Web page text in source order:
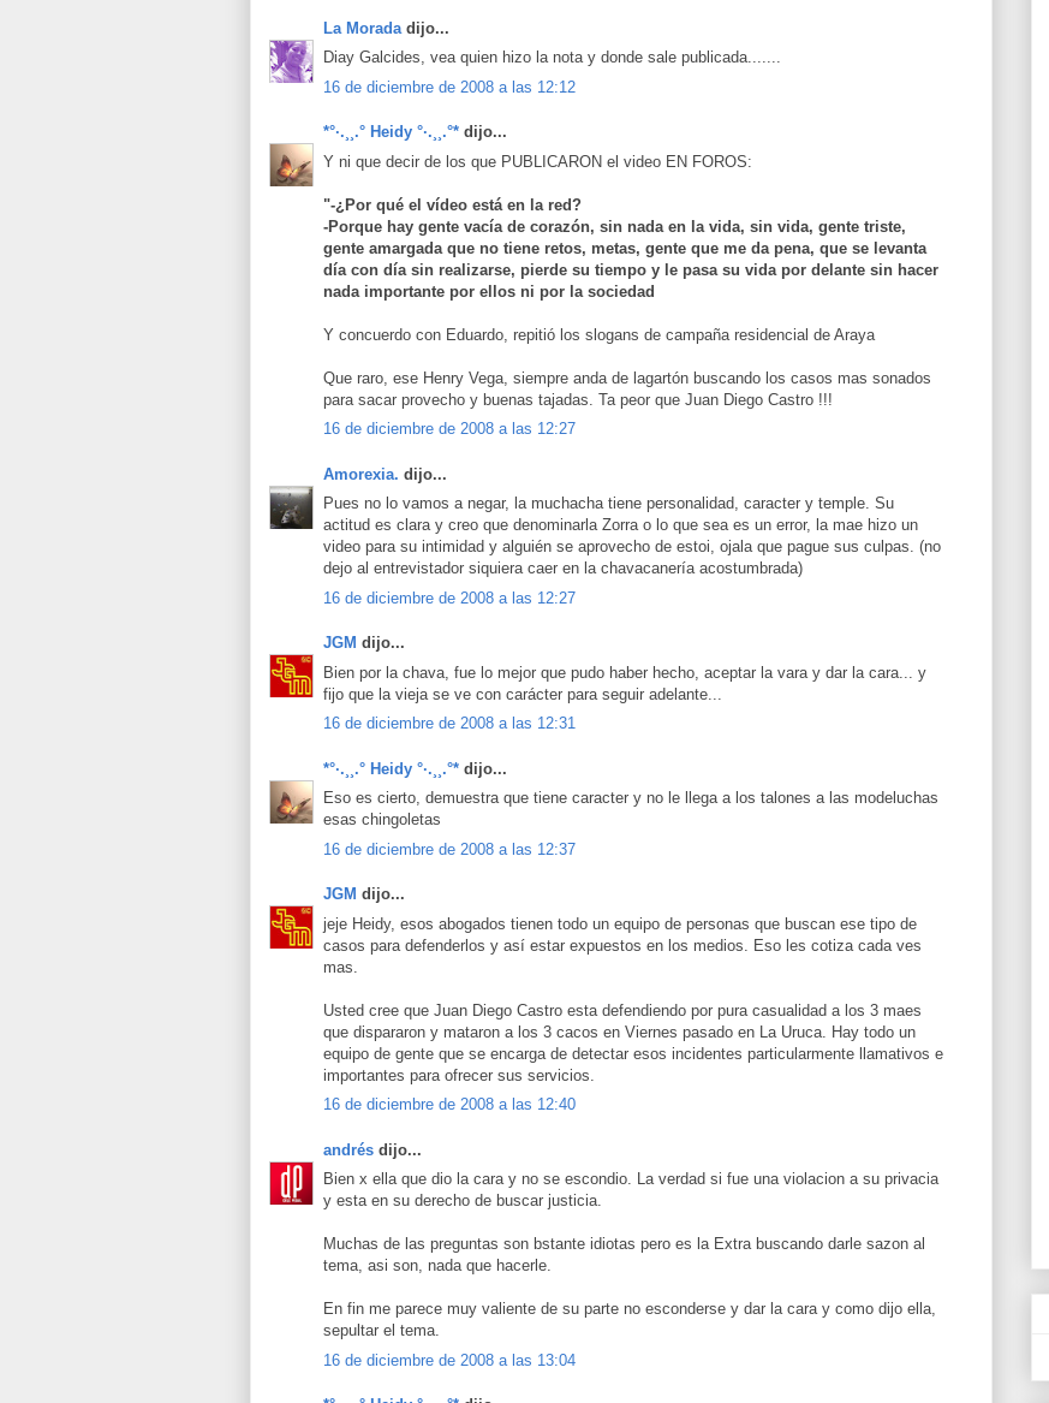
La Morada dijo...
Diay Galcides, vea quien hizo la nota y donde sale publicada.......
16 de diciembre de 2008 a las 12:12
*°·.¸¸.° Heidy °·.¸¸.°* dijo...
Y ni que decir de los que PUBLICARON el video EN FOROS:
"-¿Por qué el vídeo está en la red?
-Porque hay gente vacía de corazón, sin nada en la vida, sin vida, gente triste,
gente amargada que no tiene retos, metas, gente que me da pena, que se levanta
día con día sin realizarse, pierde su tiempo y le pasa su vida por delante sin hacer
nada importante por ellos ni por la sociedad
Y concuerdo con Eduardo, repitió los slogans de campaña residencial de Araya
Que raro, ese Henry Vega, siempre anda de lagartón buscando los casos mas sonados
para sacar provecho y buenas tajadas. Ta peor que Juan Diego Castro !!!
16 de diciembre de 2008 a las 12:27
Amorexia. dijo...
Pues no lo vamos a negar, la muchacha tiene personalidad, caracter y temple. Su
actitud es clara y creo que denominarla Zorra o lo que sea es un error, la mae hizo un
video para su intimidad y alguién se aprovecho de estoi, ojala que pague sus culpas. (no
dejo al entrevistador siquiera caer en la chavacanería acostumbrada)
16 de diciembre de 2008 a las 12:27
JGM dijo...
Bien por la chava, fue lo mejor que pudo haber hecho, aceptar la vara y dar la cara... y
fijo que la vieja se ve con carácter para seguir adelante...
16 de diciembre de 2008 a las 12:31
*°·.¸¸.° Heidy °·.¸¸.°* dijo...
Eso es cierto, demuestra que tiene caracter y no le llega a los talones a las modeluchas
esas chingoletas
16 de diciembre de 2008 a las 12:37
JGM dijo...
jeje Heidy, esos abogados tienen todo un equipo de personas que buscan ese tipo de
casos para defenderlos y así estar expuestos en los medios. Eso les cotiza cada ves
mas.
Usted cree que Juan Diego Castro esta defendiendo por pura casualidad a los 3 maes
que dispararon y mataron a los 3 cacos en Viernes pasado en La Uruca. Hay todo un
equipo de gente que se encarga de detectar esos incidentes particularmente llamativos e
importantes para ofrecer sus servicios.
16 de diciembre de 2008 a las 12:40
andrés dijo...
Bien x ella que dio la cara y no se escondio. La verdad si fue una violacion a su privacia
y esta en su derecho de buscar justicia.
Muchas de las preguntas son bstante idiotas pero es la Extra buscando darle sazon al
tema, asi son, nada que hacerle.
En fin me parece muy valiente de su parte no esconderse y dar la cara y como dijo ella,
sepultar el tema.
16 de diciembre de 2008 a las 13:04